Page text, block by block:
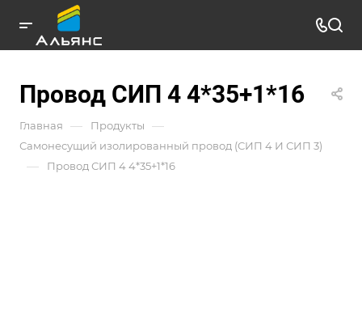
Провод СИП 4 4*35+1*16
Главная — Продукты —
Самонесущий изолированный провод (СИП 4 И СИП 3)
— Провод СИП 4 4*35+1*16